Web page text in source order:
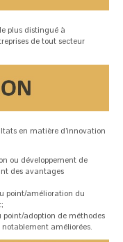
plus distingué à
de tout secteur
en matière d’innovation
ou développement de
des avantages
point/amélioration du
point/adoption de méthodes
améliorées.